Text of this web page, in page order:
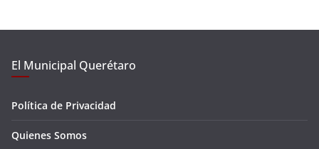
El Municipal Querétaro
Política de Privacidad
Quienes Somos